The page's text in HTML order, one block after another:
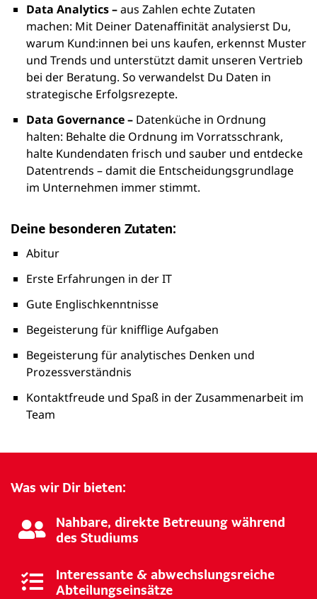
Data Analytics –aus Zahlen echte Zutaten
machen: Mit Deiner Datenaffinität analysierst Du,
warum Kund:innen bei uns kaufen, erkennst Muster
und Trends und unterstützt damit unseren Vertrieb
bei der Beratung. So verwandelst Du Daten in
strategische Erfolgsrezepte.
Data Governance – Datenküche in Ordnung
halten: Behalte die Ordnung im Vorratsschrank,
halte Kundendaten frisch und sauber und entdecke
Datentrends – damit die Entscheidungsgrundlage
im Unternehmen immer stimmt.
Deine besonderen Zutaten:
Abitur
Erste Erfahrungen in der IT
Gute Englischkenntnisse
Begeisterung für knifflige Aufgaben
Begeisterung für analytisches Denken und
Prozessverständnis
Kontaktfreude und Spaß in der Zusammenarbeit im
Team
Was wir Dir bieten:
Nahbare, direkte Betreuung während
des Studiums
Interessante & abwechslungsreiche
Abteilungseinsätze